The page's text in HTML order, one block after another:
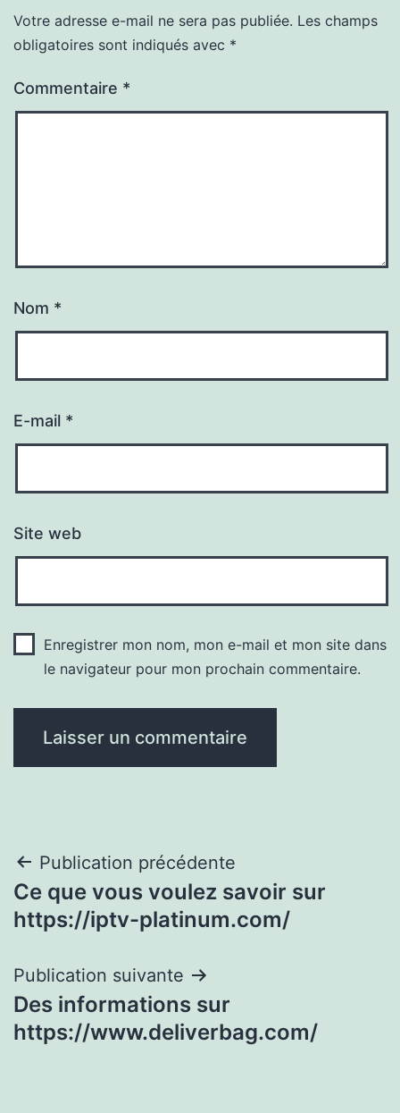
Votre adresse e-mail ne sera pas publiée. Les champs
obligatoires sont indiqués avec *
Commentaire *
Nom *
E-mail *
Site web
Enregistrer mon nom, mon e-mail et mon site dans
le navigateur pour mon prochain commentaire.
Navigation
de
Publication précédente
Ce que vous voulez savoir sur
https://iptv-platinum.com/
Publication suivante
Des informations sur
https://www.deliverbag.com/